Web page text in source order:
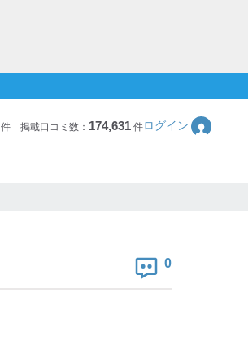
件 掲載口コミ数： 174,631件ログイン
0